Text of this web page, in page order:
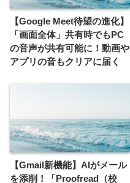
【Google Meet待望の進化】
「画面全体」共有時でもPC
の音声が共有可能に！動画や
アプリの音もクリアに届く
【Gmail新機能】AIがメール
を添削！「Proofread（校